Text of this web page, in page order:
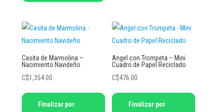
Las
opciones
se
pueden
elegir
en
opciones
se
elegir
en
página
Casita de Marmolina –
Nacimiento Navideño
C$1,354.00
Este
productoFinalizar por
Angel con Trompeta – Mini
Cuadro de Papel Reciclado
C$476.00
Finalizar por